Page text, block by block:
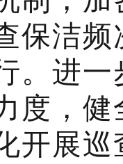
保洁频
。进
度，
开展巡